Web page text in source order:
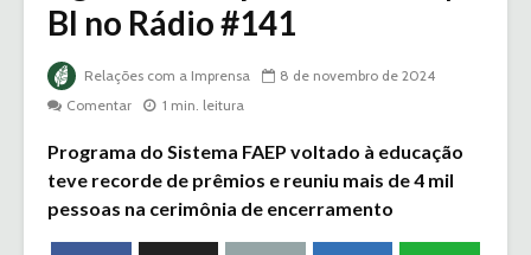
BI no Rádio #141
Relações com a Imprensa
8 de novembro de 2024
Comentar
1 min. leitura
Programa do Sistema FAEP voltado à educação
teve recorde de prêmios e reuniu mais de 4 mil
pessoas na cerimônia de encerramento